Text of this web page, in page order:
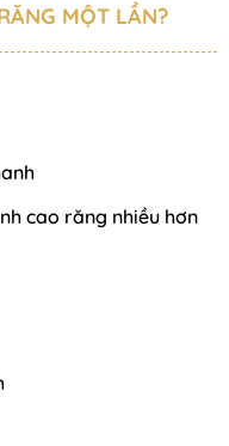
MỘT LẦN?
cao răng nhiều hơn